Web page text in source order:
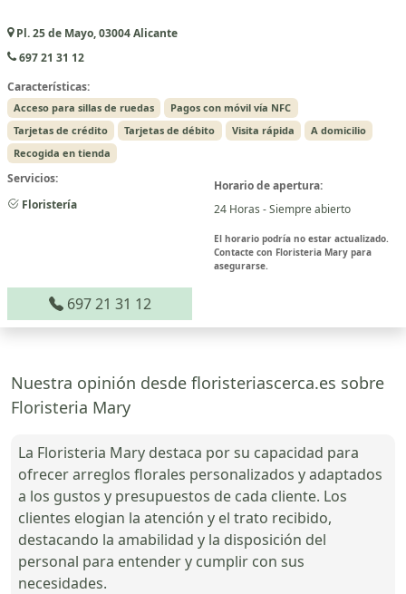
Pl. 25 de Mayo, 03004 Alicante
697 21 31 12
Características:
Acceso para sillas de ruedas
Pagos con móvil vía NFC
Tarjetas de crédito
Tarjetas de débito Visita rápida
A domicilio
Recogida en tienda
Servicios:
Floristería
Horario de apertura:
24 Horas - Siempre abierto
El horario podría no estar actualizado.
Contacte con Floristeria Mary para
asegurarse.
697 21 31 12
Nuestra opinión desde floristeriascerca.es sobre
Floristeria Mary
La Floristeria Mary destaca por su capacidad para
ofrecer arreglos florales personalizados y adaptados
a los gustos y presupuestos de cada cliente. Los
clientes elogian la atención y el trato recibido,
destacando la amabilidad y la disposición del
personal para entender y cumplir con sus
necesidades.